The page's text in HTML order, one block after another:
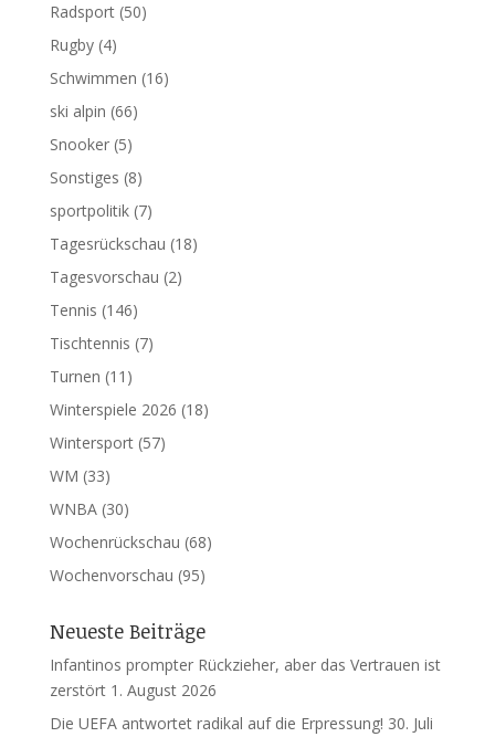
Radsport(50)
Rugby(4)
Schwimmen (16)
ski alpin (66)
Snooker(5)
Sonstiges (8)
sportpolitik(7)
Tagesrückschau (18)
Tagesvorschau (2)
Tennis (146)
Tischtennis (7)
Turnen (11)
Winterspiele 2026 (18)
Wintersport(57)
WM (33)
WNBA(30)
Wochenrückschau (68)
Wochenvorschau (95)
Neueste Beiträge
Infantinos prompter Rückzieher, aber das Vertrauen ist
zerstört 1. August 2026
Die UEFA antwortet radikal auf die Erpressung! 30. Juli